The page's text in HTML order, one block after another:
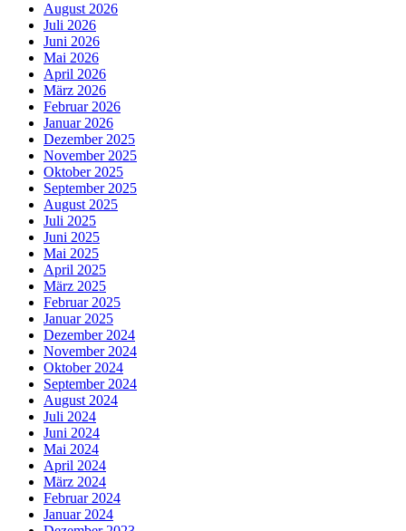
August 2026
Juli 2026
Juni 2026
Mai 2026
April 2026
März 2026
Februar 2026
Januar 2026
Dezember 2025
November 2025
Oktober 2025
September 2025
August 2025
Juli 2025
Juni 2025
Mai 2025
April 2025
März 2025
Februar 2025
Januar 2025
Dezember 2024
November 2024
Oktober 2024
September 2024
August 2024
Juli 2024
Juni 2024
Mai 2024
April 2024
März 2024
Februar 2024
Januar 2024